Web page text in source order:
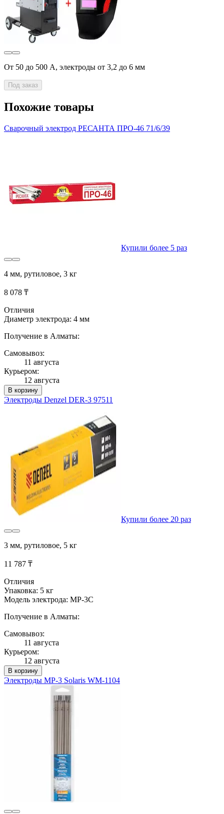
От 50 до 500 А, электроды от 3,2 до 6 мм
Под заказ
Похожие товары
Сварочный электрод РЕСАНТА ПРО-46 71/6/39
Купили более 5 раз
4 мм, рутиловое, 3 кг
8 078 ₸
Отличия
Диаметр электрода: 4 мм
Получение в Алматы:
Самовывоз:
11 августа
Курьером:
12 августа
В корзину
Электроды Denzel DER-3 97511
Купили более 20 раз
3 мм, рутиловое, 5 кг
11 787 ₸
Отличия
Упаковка: 5 кг
Модель электрода: МР-3С
Получение в Алматы:
Самовывоз:
11 августа
Курьером:
12 августа
В корзину
Электроды МР-3 Solaris WM-1104